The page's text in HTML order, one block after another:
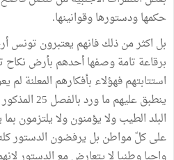
حكمها ودستورها وقوانينها.
بل اكثر من ذلك فانهم يعتبرون
برقاعة تامة وصفها أحدهم بأرض نكاح
استتابتهم فهؤلاء بأفكارهم المعلنة
ينطبق عليهم
على كلّ مواطن بل يرفضون الدستور